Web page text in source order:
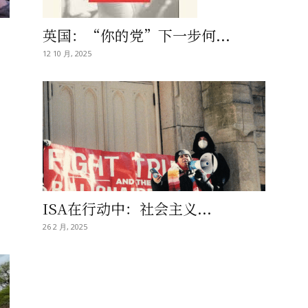
英国：“你的党”下一步何...
12 10 月, 2025
ISA在行动中：社会主义...
26 2 月, 2025